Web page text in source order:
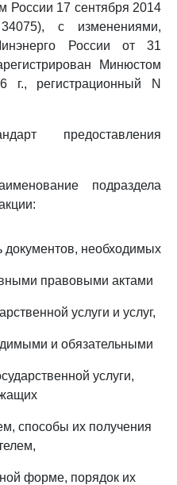
России 17 сентября 2014
с изменениями,
России от 31
Минюстом
г., регистрационный N
предоставления
подраздела
необходимых
правовыми актами
услуги и услуг,
и обязательными
услуги,
способы их получения
форме, порядок их